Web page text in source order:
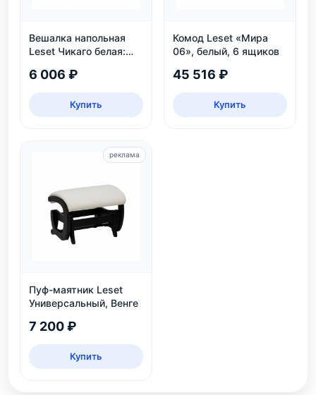
Вешалка напольная
Leset Чикаго белая:
нагрузка 30 кг
6 006 ₽
Купить
Комод Leset «Мира
06», белый, 6 ящиков
45 516 ₽
Купить
Пуф-маятник Leset
Универсальный, Венге
7 200 ₽
Купить
реклама